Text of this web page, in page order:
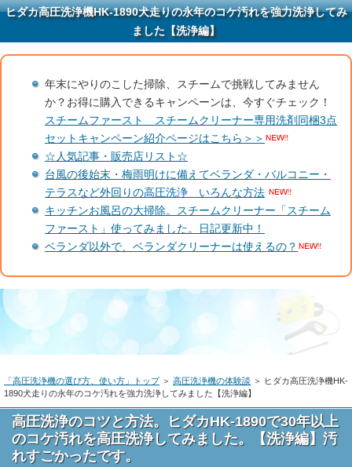
ヒダカ高圧洗浄機HK-1890犬走りの永年のコケ汚れを強力洗浄してみ
ました【洗浄編】
年末にやりのこした掃除、スチームで挑戦してみません
か？お得に購入できるキャンペーンは、今すぐチェック！
スチームファースト スチームクリーナー専用洗剤同梱3点
セットキャンペーン紹介ページはこちら＞＞
☆人気記事・販売店リスト☆
台風の後始末・梅雨明けに備えてベランダ・バルコニー・
テラスなど外回りの高圧洗浄 いろんな方法
キッチンお風呂の大掃除。スチームクリーナー「スチーム
ファースト」使ってみました。日記更新中！
ベランダ以外で、ベランダクリーナーは使えるの？
「高圧洗浄機の選び方、使い方」トップ＞ 高圧洗浄機の体験談 ＞ ヒダカ高圧洗浄機HK-
1890犬走りの永年のコケ汚れを強力洗浄してみました【洗浄編】
高圧洗浄のコツと方法。ヒダカHK-1890で30年以上
のコケ汚れを高圧洗浄してみました。【洗浄編】汚
れすごかったです。